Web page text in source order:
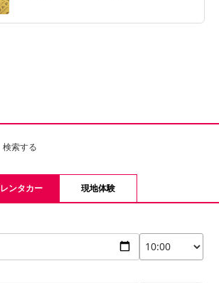
検索する
レンタカー 現地体験